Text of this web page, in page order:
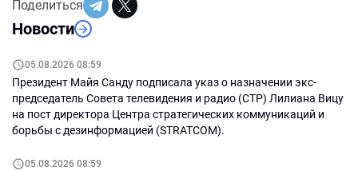
Новости
05.08.2026 08:59
Президент Майя Санду подписала указ о назначении экс-
председатель Совета телевидения и радио (СТР) Лилиана Вицу
на пост директора Центра стратегических коммуникаций и
борьбы с дезинформацией (STRATCOM).
05.08.2026 08:59
Поделиться